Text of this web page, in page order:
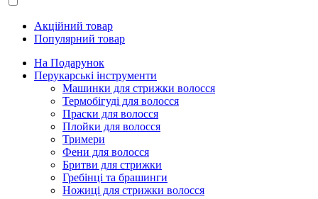
Акційний товар
Популярний товар
На Подарунок
Перукарські інструменти
Машинки для стрижки волосся
Термобігуді для волосся
Праски для волосся
Плойки для волосся
Тримери
Фени для волосся
Бритви для стрижки
Гребінці та брашинги
Ножиці для стрижки волосся